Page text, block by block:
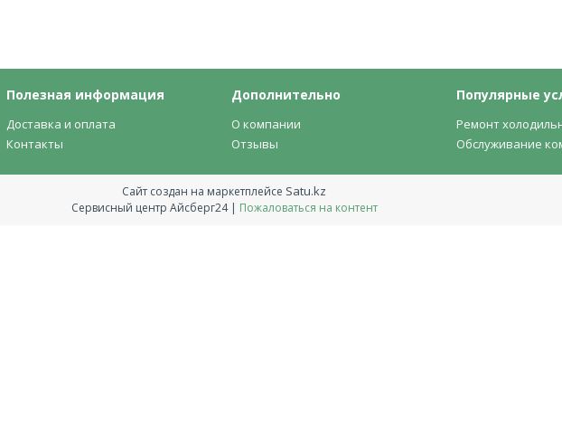
Полезная информация
Доставка и оплата
Контакты
Дополнительно
О компании
Отзывы
Популярные
Ремонт
Обслуживание
Сайт создан на маркетплейсе Satu.kz
Сервисный центр Айсберг24 | Пожаловаться на контент